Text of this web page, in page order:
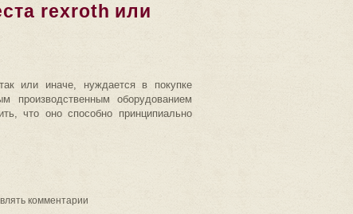
rexroth или
или иначе, нуждается в покупке
производственным оборудованием
что оно способно принципиально
комментарии